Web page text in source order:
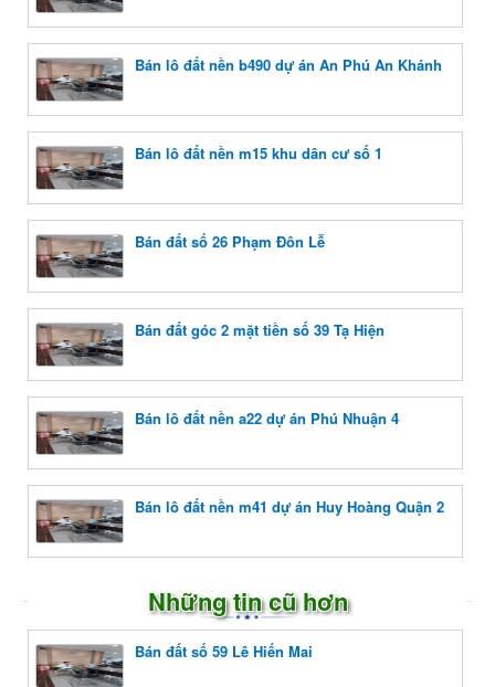
Bán lô đất nền b490 dự án An Phú An Khánh
Bán lô đất nền m15 khu dân cư số 1
Bán đất số 26 Phạm Đôn Lễ
Bán đất góc 2 mặt tiền số 39 Tạ Hiện
Bán lô đất nền a22 dự án Phú Nhuận 4
Bán lô đất nền m41 dự án Huy Hoàng Quận 2
Những tin cũ hơn
Bán đất số 59 Lê Hiến Mai